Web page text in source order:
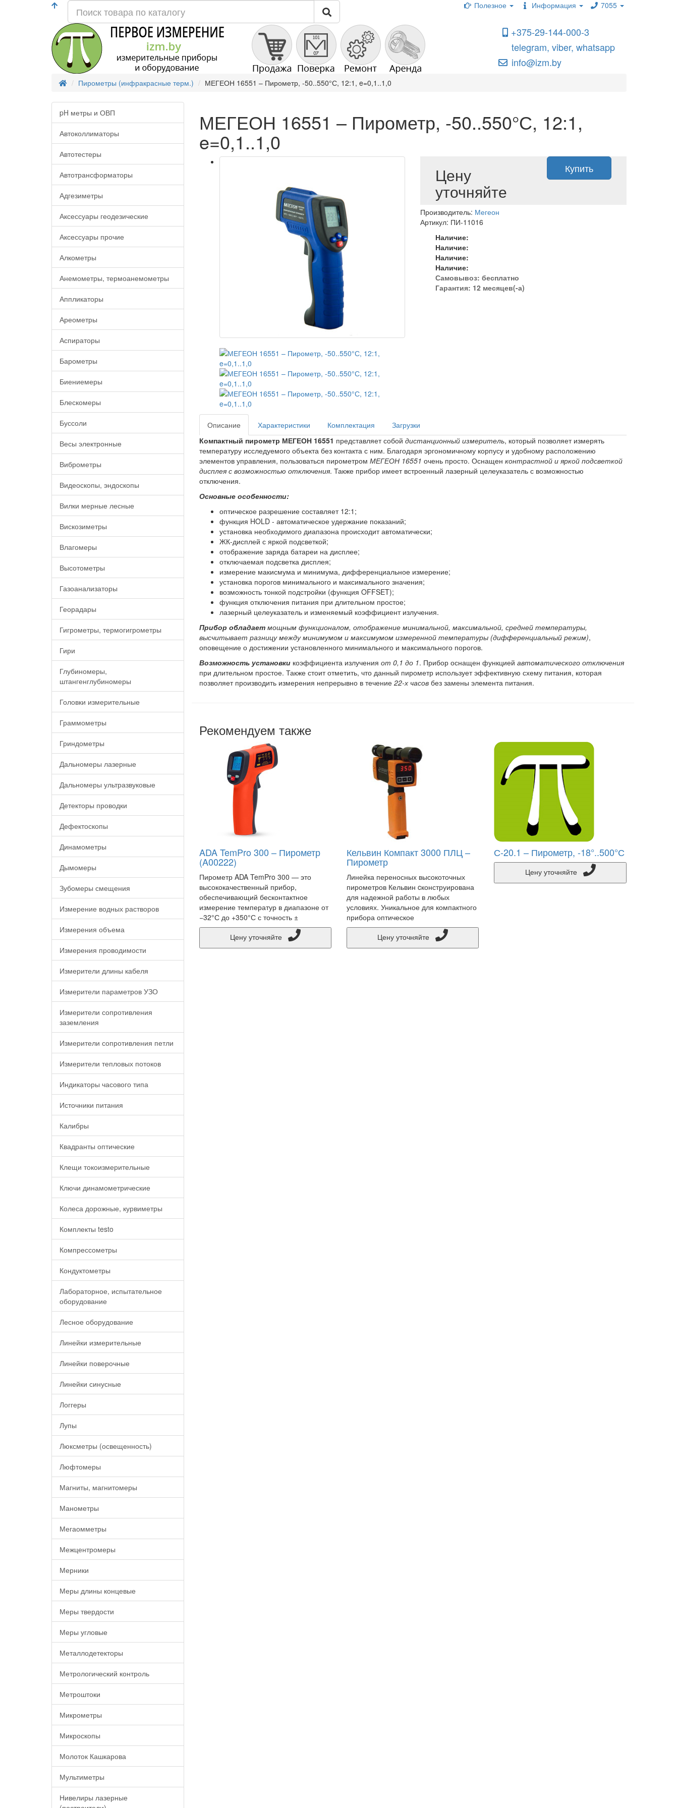
Полезное Информация 7055
+375-29-144-000-3
telegram, viber, whatsapp
info@izm.by
Пирометры (инфракрасные терм.) МЕГЕОН 16551 – Пирометр, -50..550°С, 12:1, e=0,1..1,0
pH метры и ОВП
Автоколлиматоры
Автотестеры
Автотрансформаторы
Адгезиметры
Аксессуары геодезические
Аксессуары прочие
Алкометры
Анемометры, термоанемометры
Аппликаторы
Ареометры
Аспираторы
Барометры
Биениемеры
Блескомеры
Буссоли
Весы электронные
Виброметры
Видеоскопы, эндоскопы
Вилки мерные лесные
Вискозиметры
Влагомеры
Высотометры
Газоанализаторы
Георадары
Гигрометры, термогигрометры
Гири
Глубиномеры,
штангенглубиномеры
Головки измерительные
Граммометры
Гриндометры
Дальномеры лазерные
Дальномеры ультразвуковые
Детекторы проводки
Дефектоскопы
Динамометры
Дымомеры
Зубомеры смещения
Измерение водных растворов
Измерения объема
Измерения проводимости
Измерители длины кабеля
Измерители параметров УЗО
Измерители сопротивления
заземления
Измерители сопротивления петли
Измерители тепловых потоков
Индикаторы часового типа
Источники питания
Калибры
Квадранты оптические
Клещи токоизмерительные
Ключи динамометрические
Колеса дорожные, курвиметры
Комплекты testo
Компрессометры
Кондуктометры
Лабораторное, испытательное
оборудование
Лесное оборудование
Линейки измерительные
Линейки поверочные
Линейки синусные
Логгеры
Лупы
Люксметры (освещенность)
Люфтомеры
Магниты, магнитомеры
Манометры
Мегаомметры
Межцентромеры
Мерники
Меры длины концевые
Меры твердости
Меры угловые
Металлодетекторы
Метрологический контроль
Метроштоки
Микрометры
Микроскопы
Молоток Кашкарова
Мультиметры
Нивелиры лазерные
МЕГЕОН 16551 – Пирометр, -50..550°С, 12:1,
e=0,1..1,0
Цену
уточняйте
Купить
Производитель: Мегеон
Артикул: ПИ-11016
Наличие:
Наличие:
Наличие:
Наличие:
Самовывоз:бесплатно
Гарантия: 12 месяцев(-а)
Описание Характеристики Комплектация
Загрузки
Компактный пирометр МЕГЕОН 16551 представляет собой дистанционный измеритель, который позволяет измерять
температуру исследуемого объекта без контакта с ним. Благодаря эргономичному корпусу и удобному расположению
элементов управления, пользоваться пирометром МЕГЕОН 16551 очень просто. Оснащен контрастной и яркой подсветкой
дисплея с возможностью отключения. Также прибор имеет встроенный лазерный целеуказатель с возможностью
отключения.
Основные особенности:
оптическое разрешение составляет 12:1;
функция HOLD - автоматическое удержание показаний;
установка необходимого диапазона происходит автоматически;
ЖК-дисплей с яркой подсветкой;
отображение заряда батареи на дисплее;
отключаемая подсветка дисплея;
измерение макисмума и минимума, дифференциальное измерение;
установка порогов минимального и максимального значения;
возможность тонкой подстройки (функция OFFSET);
функция отключения питания при длительном простое;
лазерный целеуказатель и изменяемый коэффициент излучения.
Прибор обладает мощным функционалом, отображение минимальной, максимальной, средней температуры,
высчитывает разницу между минимумом и максимумом измеренной температуры (дифференциальный режим),
оповещение о достижении установленного минимального и максимального порогов.
Возможность установкикоэффициента излучения от 0,1 до 1. Прибор оснащен функцией автоматического отключения
при длительном простое. Также стоит отметить, что данный пирометр использует эффективную схему питания, которая
позволяет производить измерения непрерывно в течение 22-х часовбез замены элемента питания.
Рекомендуем также
ADA TemPro 300 – Пирометр
(A00222)
Пирометр ADA TemPro 300 — это
высококачественный прибор,
обеспечивающий бесконтактное
измерение температур в диапазоне от
−32°С до +350°С с точность ±
Кельвин Компакт 3000 ПЛЦ –
Пирометр
Линейка переносных высокоточных
пирометров Кельвин cконструирована
для надежной работы в любых
условиях. Уникальное для компактного
прибора оптическое
Цену уточняйте
С-20.1 – Пирометр, -18°..500°С